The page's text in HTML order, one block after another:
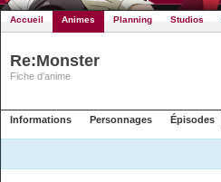
Accueil Animes Planning Studios
Re:Monster
Fiche d'anime
Informations Personnages Épisodes